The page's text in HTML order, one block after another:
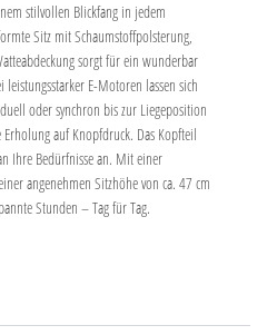
stilvollen Blickfang in jedem
Sitz mit Schaumstoffpolsterung,
sorgt für ein wunderbar
E-Motoren lassen sich
oder synchron bis zur Liegeposition
auf Knopfdruck. Das Kopfteil
Ihre Bedürfnisse an. Mit einer
angenehmen Sitzhöhe von ca. 47 cm
Stunden – Tag für Tag.